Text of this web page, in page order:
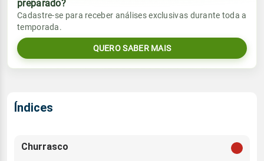
Umidade do ar
60%84%
Rajada de vento
Sol
07:06h às 18:04h
Lua
Chuva
29.4mm
Umidade do ar
Vento
E - 14km/h
Rajada de vento
Sol
preparado?
Cadastre-se para receber análises exclusivas durante toda a
temporada.
QUERO SABER MAIS
Índices
Churrasco